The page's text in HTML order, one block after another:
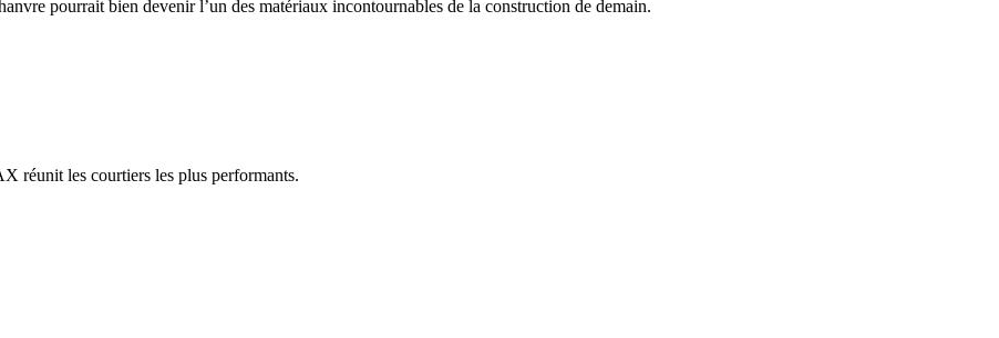
pourrait bien devenir l’un des matériaux incontournables de la construction de demain.
réunit les courtiers les plus performants.